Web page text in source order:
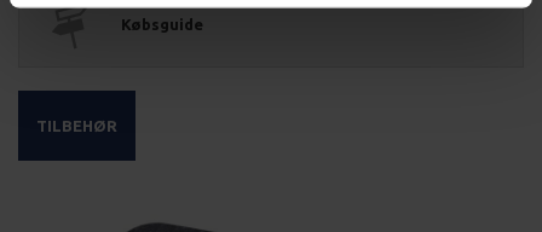
Købsguide
TILBEHØR